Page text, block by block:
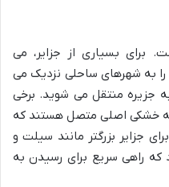
برای بسیاری از جزایر، می
را به شهرهای ساحلی نزدیک می
جزیره منتقل می شوید. برخی
به خشکی اصلی متصل هستند که
جزایر بزرگتر مانند سیلت و
که راهی سریع برای رسیدن به